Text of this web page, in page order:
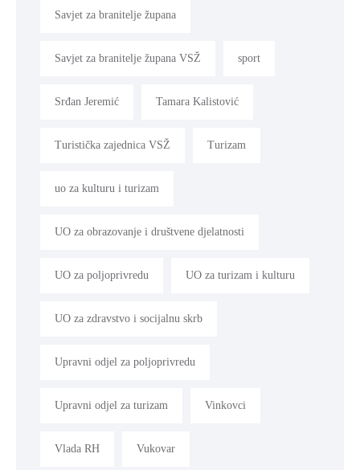
Savjet za branitelje župana
Savjet za branitelje župana VSŽ sport
Srđan Jeremić Tamara Kalistović
Turistička zajednica VSŽ Turizam
uo za kulturu i turizam
UO za obrazovanje i društvene djelatnosti
UO za poljoprivredu UO za turizam i kulturu
UO za zdravstvo i socijalnu skrb
Upravni odjel za poljoprivredu
Upravni odjel za turizam Vinkovci
Vlada RH Vukovar